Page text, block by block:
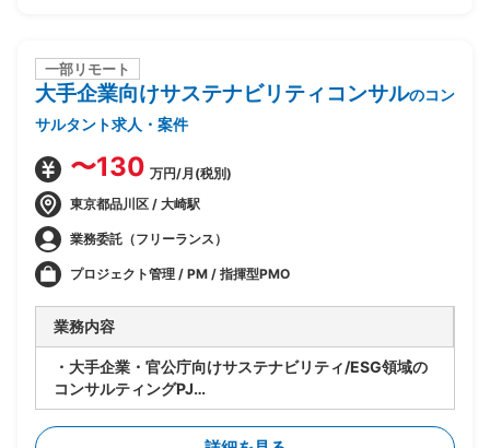
一部リモート
大手企業向けサステナビリティコンサルのコン
サルタント求人・案件
〜130 万円/月(税別)
東京都品川区 / 大崎駅
業務委託（フリーランス）
プロジェクト管理 / PM / 指揮型PMO
業務内容
・大手企業・官公庁向けサステナビリティ/ESG領域の
コンサルティングPJ
・ベンダー側コンサルタントとして提案・構想策定から
実行まで一気通貫でリード